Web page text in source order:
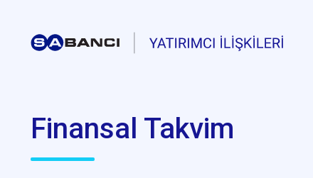
Finansal Takvim